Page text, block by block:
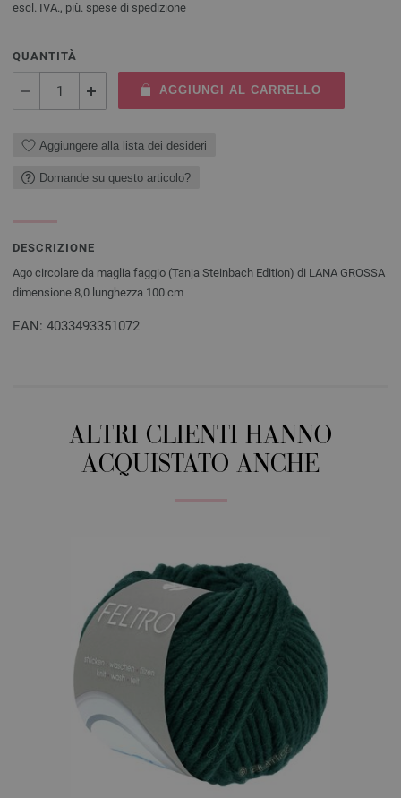
escl. IVA., più. spese di spedizione
QUANTITÀ
AGGIUNGI AL CARRELLO
Aggiungere alla lista dei desideri
Domande su questo articolo?
DESCRIZIONE
Ago circolare da maglia faggio (Tanja Steinbach Edition) di LANA GROSSA
dimensione 8,0 lunghezza 100 cm
EAN: 4033493351072
ALTRI CLIENTI HANNO
ACQUISTATO ANCHE